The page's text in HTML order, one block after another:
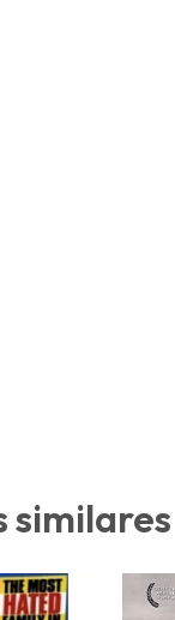
similares